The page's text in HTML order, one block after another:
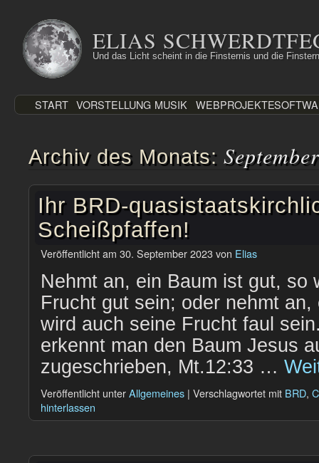
Inhalt
springen
ELIAS
Und das Licht scheint in die Finsternis und die
START VORSTELLUNG MUSIK WEBPROJEKTE
Archiv des Monats:
Ihr BRD-
Scheißpfaffen!
Veröffentlicht am 30. September 2023von Elias
Nehmt an, ein Baum ist gut, so
Frucht gut sein; oder nehmt
wird auch seine Frucht faul
erkennt man den Baum Jesus
zugeschrieben, Mt.12:33 …
Veröffentlicht unterAllgemeines | Verschlagwortet mit BRD,
hinterlassen